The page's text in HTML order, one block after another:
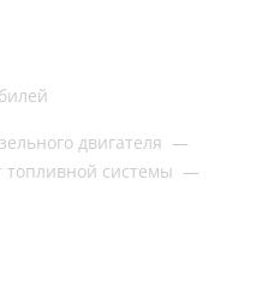
двигателя —
топливной системы —